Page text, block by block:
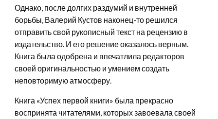
Однако, после долгих раздумий и внутренней
борьбы, Валерий Кустов наконец-то решился
отправить свой рукописный текст на рецензию в
издательство. И его решение оказалось верным.
Книга была одобрена и впечатлила редакторов
своей оригинальностью и умением создать
неповторимую атмосферу.
Книга «Успех первой книги» была прекрасно
воспринята читателями, которых завоевала своей